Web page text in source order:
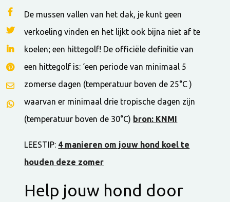
De mussen vallen van het dak, je kunt geen
verkoeling vinden en het lijkt ook bijna niet af te
koelen; een hittegolf! De officiële definitie van
een hittegolf is: ‘een periode van minimaal 5
zomerse dagen (temperatuur boven de 25°C )
waarvan er minimaal drie tropische dagen zijn
(temperatuur boven de 30°C) bron: KNMI
LEESTIP: 4 manieren om jouw hond koel te
houden deze zomer
Help jouw hond door